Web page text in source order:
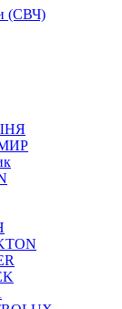
(СВЧ)